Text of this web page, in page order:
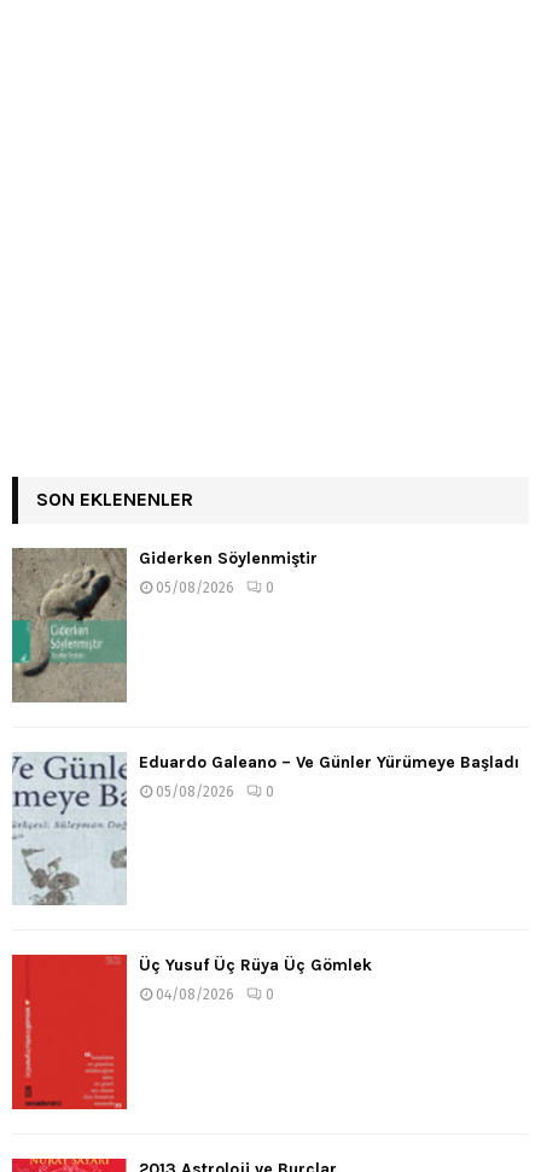
SON EKLENENLER
Giderken Söylenmiştir
05/08/2026 0
Eduardo Galeano – Ve Günler Yürümeye Başladı
05/08/2026 0
Üç Yusuf Üç Rüya Üç Gömlek
04/08/2026 0